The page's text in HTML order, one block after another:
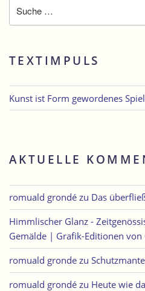
nach:
TEXTIMPULS
Kunst ist Form gewordenes
AKTUELLE
romuald grondé zu Das
Himmlischer Glanz -
Gemälde | Grafik-Editionen von
romuald gronde zu
romuald grondé zu Heute wie